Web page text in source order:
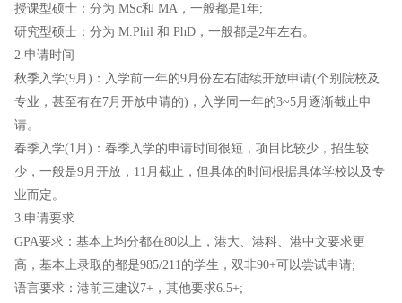
授课型硕士：分为 MSc和 MA，一般都是1年;
研究型硕士：分为 M.Phil 和 PhD，一般都是2年左右。
2.申请时间
秋季入学(9月)：入学前一年的9月份左右陆续开放申请(个别院校及
专业，甚至有在7月开放申请的)，入学同一年的3~5月逐渐截止申
请。
春季入学(1月)：春季入学的申请时间很短，项目比较少，招生较
少，一般是9月开放，11月截止，但具体的时间根据具体学校以及专
业而定。
3.申请要求
GPA要求：基本上均分都在80以上，港大、港科、港中文要求更
高，基本上录取的都是985/211的学生，双非90+可以尝试申请;
语言要求：港前三建议7+，其他要求6.5+;